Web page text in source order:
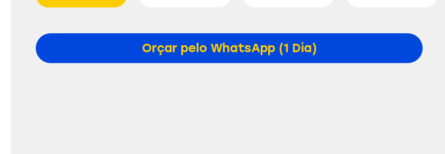
Orçar pelo WhatsApp (1 Dia)